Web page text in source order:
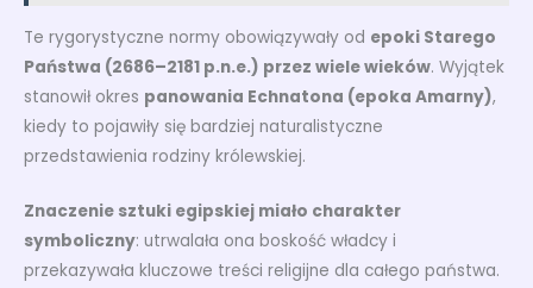
Te rygorystyczne normy obowiązywały od epoki Starego
Państwa (2686–2181 p.n.e.) przez wiele wieków. Wyjątek
stanowił okres panowania Echnatona (epoka Amarny),
kiedy to pojawiły się bardziej naturalistyczne
przedstawienia rodziny królewskiej.
Znaczenie sztuki egipskiej miało charakter
symboliczny: utrwalała ona boskość władcy i
przekazywała kluczowe treści religijne dla całego państwa.